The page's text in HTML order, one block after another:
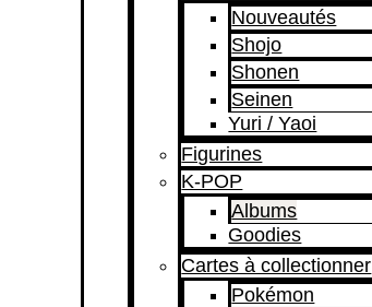
Nouveautés
Shojo
Shonen
Seinen
Yuri / Yaoi
Figurines
K-POP
Albums
Goodies
Cartes à collectionner
Pokémon